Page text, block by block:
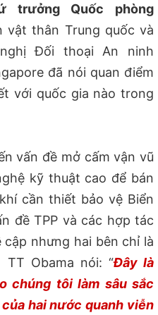
trưởng Quốc phòng
vật thân Trung quốc và
Đối thoại An ninh
đã nói quan điểm
với quốc gia nào trong
vấn đề mở cấm vận vũ
kỹ thuật cao để bán
cần thiết bảo vệ Biển
đề TPP và các hợp tác
nhưng hai bên chỉ là
TT Obama nói: “Đây là
chúng tôi làm sâu sắc
hai nước quanh viễn